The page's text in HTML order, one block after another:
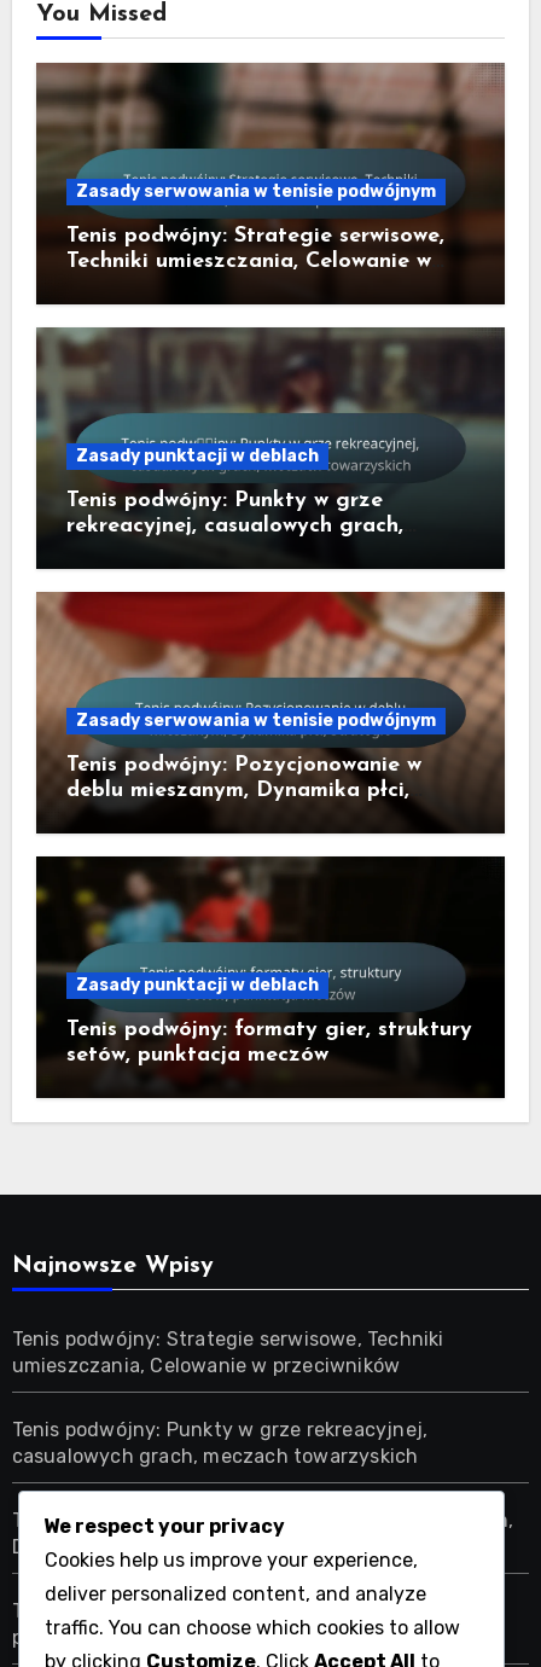
You Missed
Zasady serwowania w tenisie podwójnym
Tenis podwójny: Strategie serwisowe,
Techniki umieszczania, Celowanie w
Zasady punktacji w deblach
Tenis podwójny: Punkty w grze
rekreacyjnej, casualowych grach,
Zasady serwowania w tenisie podwójnym
Tenis podwójny: Pozycjonowanie w
deblu mieszanym, Dynamika płci,
Strategie
Zasady punktacji w deblach
Tenis podwójny: formaty gier, struktury
setów, punktacja meczów
Najnowsze Wpisy
Tenis podwójny: Strategie serwisowe, Techniki
umieszczania, Celowanie w przeciwników
Tenis podwójny: Punkty w grze rekreacyjnej,
casualowych grach, meczach towarzyskich
Tenis podwójny: Pozycjonowanie w deblu mieszanym,
Dynamika płci, Strategie
Tenis podwójny: formaty gier, struktury setów,
punktacja meczów
We respect your privacy
Cookies help us improve your experience,
deliver personalized content, and analyze
traffic. You can choose which cookies to allow
by clicking Customize. Click Accept All to